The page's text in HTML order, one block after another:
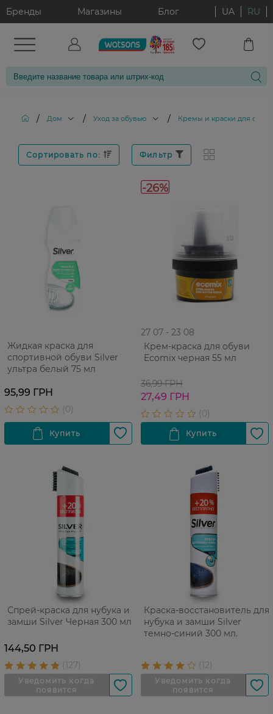
Бренды Магазины Блог UA RU
/ Дом / Уход за обувью / Кремы и краски для обуви
Сортировать по: Фильтр
Жидкая краска для
спортивной обуви Silver
ультра белый 75 мл
95,99 ГРН
-26%
27 07 - 23 08
Крем-краска для обуви
Ecomix черная 55 мл
36,99 ГРН
27,49 ГРН
Спрей-краска для нубука и
замши Silver Черная 300 мл
144,50 ГРН
Краска-восстановитель для
нубука и замши Silver
темно-синий 300 мл.